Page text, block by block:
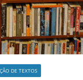
DE TEXTOS